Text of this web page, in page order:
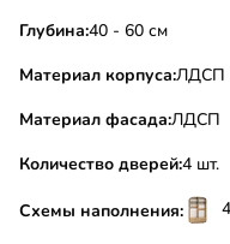
Глубина:40 - 60 см
Материал корпуса:ЛДСП
Материал фасада:ЛДСП
Количество дверей:4 шт.
Схемы наполнения: